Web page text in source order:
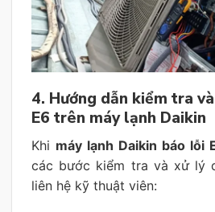
4. Hướng dẫn kiểm tra
E6 trên máy lạnh Daikin
Khi máy lạnh Daikin báo lỗi
các bước kiểm tra và xử lý
liên hệ kỹ thuật viên: